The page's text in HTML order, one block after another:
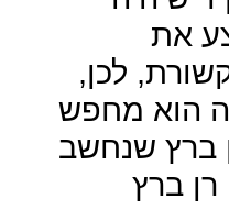
את
לכן,
הוא מחפש
ברץ שנחשב
ברץ